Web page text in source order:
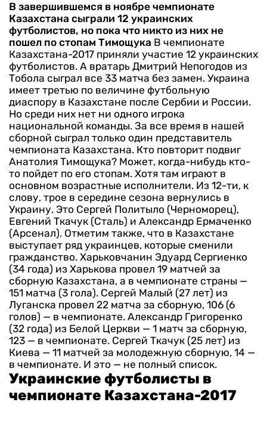
В завершившемся в ноябре чемпионате
Казахстана сыграли 12 украинских
футболистов, но пока что никто из них не
пошел по стопам Тимощука В чемпионате
Казахстана-2017 приняли участие 12 украинских
футболистов. А вратарь Дмитрий Непогодов из
Тобола сыграл все 33 матча без замен. Украина
имеет третью по величине футбольную
диаспору в Казахстане после Сербии и России.
Но среди них нет ни одного игрока
национальной команды. За все время в нашей
сборной сыграл только один представитель
чемпионата Казахстана. Кто повторит подвиг
Анатолия Тимощука? Может, когда-нибудь кто-
то пойдет по его стопам. Хотя там играют в
основном возрастные исполнители. Из 12-ти, к
слову, трое в середине сезона вернулись в
Украину. Это Сергей Политыло (Черноморец),
Евгений Ткачук (Сталь) и Александр Ермаченко
(Арсенал). Отметим также, что в Казахстане
выступает ряд украинцев, которые сменили
гражданство. Харьковчанин Эдуард Сергиенко
(34 года) из Харькова провел 19 матчей за
сборную Казахстана, а в чемпионате страны —
151 матча (3 гола). Сергей Малый (27 лет) из
Луганска провел 22 матча за сборную, 106 (6
голов) — в чемпионате. Александр Григоренко
(32 года) из Белой Церкви — 1 матч за сборную,
123 — в чемпионате. Сергей Ткачук (25 лет) из
Киева — 11 матчей за молодежную сборную, 14 —
в чемпионате. И это — не полный список.
Украинские футболисты в
чемпионате Казахстана-2017